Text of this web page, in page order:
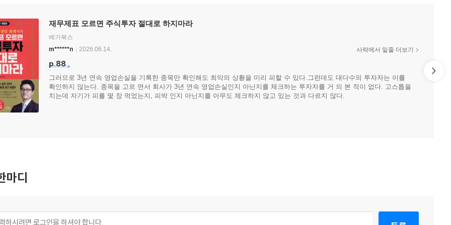
재무제표 모르면 주식투자 절대로 하지마라
베가북스
m******n
2026.06.14.
p.88
그러므로 3년 연속 영업손실을 기록한 종목만 확인해도 최악의 상황을 미리 피할 수 있다.그런데도 대다수의 투자자는 이를
확인하지 않는다. 종목을 고르 면서 회사가 3년 연속 영업손실인지 아닌지를 체크하는 투자자를 거 의 본 적이 없다. 고스톱을
치는데 자기가 피를 몇 장 먹었는지, 피박 인지 아닌지를 아무도 체크하지 않고 있는 것과 다르지 않다.
사락에서 밑줄 더보기
마디